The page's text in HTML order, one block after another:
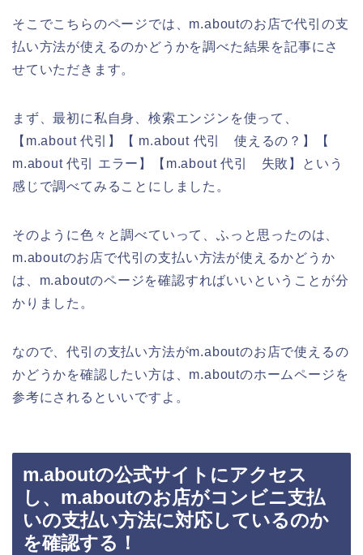
そこでこちらのページでは、m.aboutのお店で代引の支
払い方法が使えるのかどうかを調べた結果を記事にさ
せていただきます。
まず、最初に私自身、検索エンジンを使って、
【m.about 代引】【 m.about 代引 使えるの？】【
m.about 代引 エラー】【m.about 代引 失敗】という
感じで調べてみることにしました。
そのように色々と調べていって、ふっと思ったのは、
m.aboutのお店で代引の支払い方法が使えるかどうか
は、m.aboutのページを確認すればいいということが分
かりました。
なので、代引の支払い方法がm.aboutのお店で使えるの
かどうかを確認したい方は、m.aboutのホームページを
参考にされるといいですよ。
m.aboutの公式サイトにアクセス
し、m.aboutのお店がコンビニ支払
いの支払い方法に対応しているのか
を確認する！